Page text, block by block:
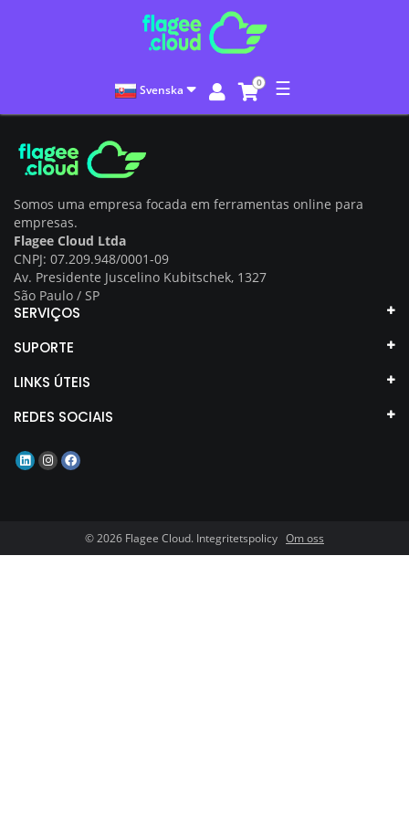
Svenska 0 ☰
Somos uma empresa focada em ferramentas online para
empresas.
Flagee Cloud Ltda
CNPJ: 07.209.948/0001-09
Av. Presidente Juscelino Kubitschek, 1327
São Paulo / SP
SERVIÇOS
SUPORTE
LINKS ÚTEIS
REDES SOCIAIS
© 2026 Flagee Cloud. Integritetspolicy Om oss